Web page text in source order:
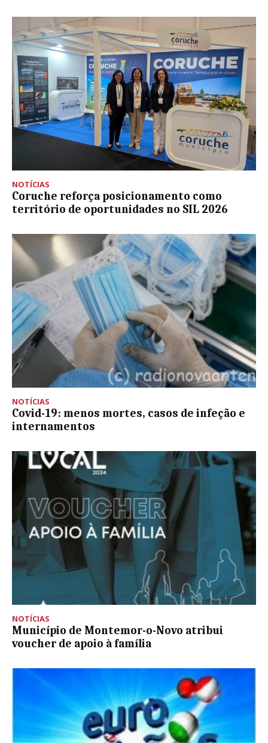
NOTÍCIAS
Coruche reforça posicionamento como
território de oportunidades no SIL 2026
NOTÍCIAS
Covid-19: menos mortes, casos de infeção e
internamentos
NOTÍCIAS
Município de Montemor-o-Novo atribui
voucher de apoio à família